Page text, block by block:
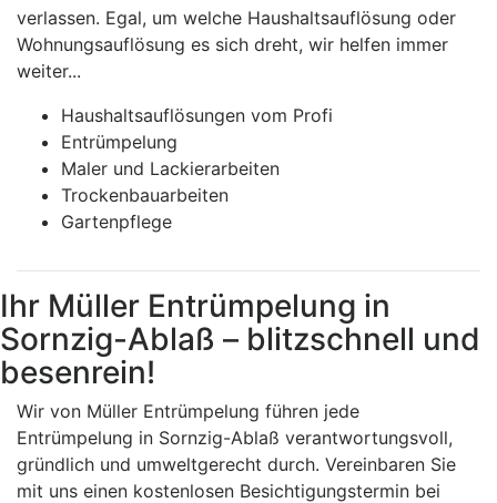
verlassen. Egal, um welche Haushaltsauflösung oder
Wohnungsauflösung es sich dreht, wir helfen immer
weiter...
Haushaltsauflösungen vom Profi
Entrümpelung
Maler und Lackierarbeiten
Trockenbauarbeiten
Gartenpflege
Ihr Müller Entrümpelung in
Sornzig-Ablaß – blitzschnell und
besenrein!
Wir von Müller Entrümpelung führen jede
Entrümpelung in Sornzig-Ablaß verantwortungsvoll,
gründlich und umweltgerecht durch. Vereinbaren Sie
mit uns einen kostenlosen Besichtigungstermin bei